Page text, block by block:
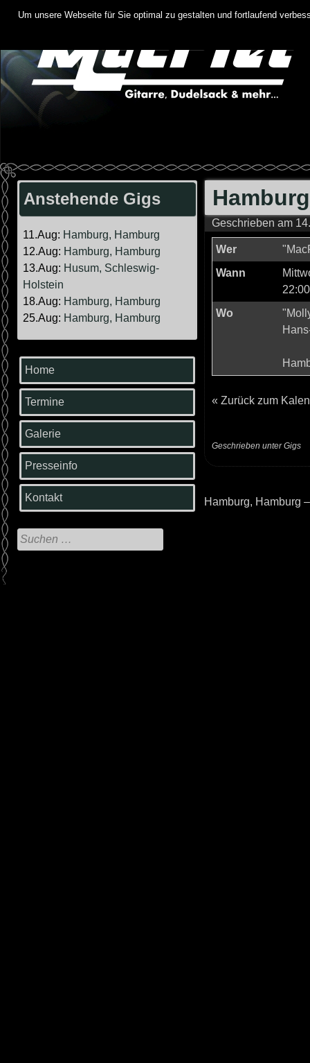
Anstehende Gigs
11.Aug: Hamburg, Hamburg
12.Aug: Hamburg, Hamburg
13.Aug: Husum, Schleswig-
Holstein
18.Aug: Hamburg, Hamburg
25.Aug: Hamburg, Hamburg
Home
Termine
Galerie
Presseinfo
Kontakt
Suche
nach:
Geschrieben am
Wer
Wann
22:00
Wo
« Zurück zum
Geschrieben unterGigs
Beitrags-
Hamburg, Hamburg
Um unsere Webseite für Sie optimal zu gestalten und fortlaufend